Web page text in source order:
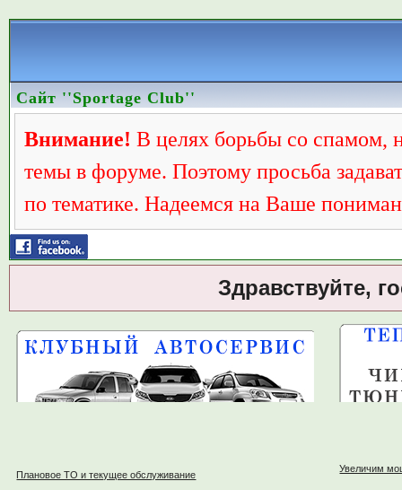
Сайт ''Sportage Club''
Внимание! В целях борьбы со спамом,
темы в форуме. Поэтому просьба
по тематике. Надеемся на Ваше
Здравствуйте,
Плановое ТО и текущее обслуживание
Увеличим